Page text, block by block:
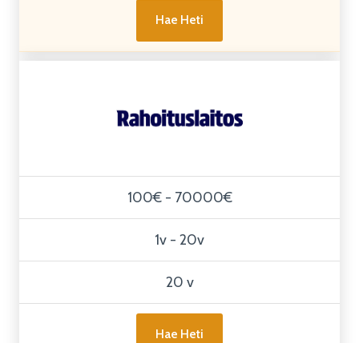
Hae Heti
100€ - 70000€
1v - 20v
20 v
Hae Heti